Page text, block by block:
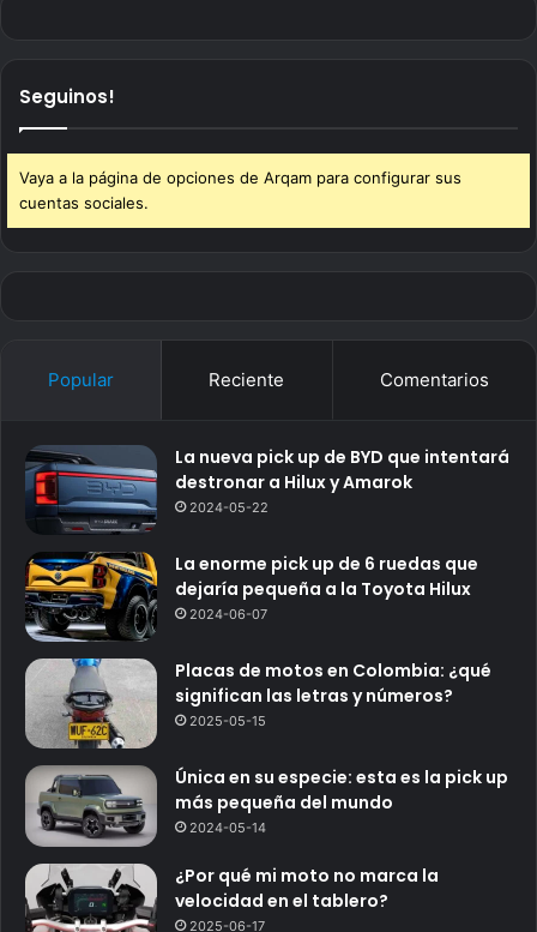
Seguinos!
Vaya a la página de opciones de Arqam para configurar sus
cuentas sociales.
Popular Reciente Comentarios
La nueva pick up de BYD que intentará
destronar a Hilux y Amarok
2024-05-22
La enorme pick up de 6 ruedas que
dejaría pequeña a la Toyota Hilux
2024-06-07
Placas de motos en Colombia: ¿qué
significan las letras y números?
2025-05-15
Única en su especie: esta es la pick up
más pequeña del mundo
2024-05-14
¿Por qué mi moto no marca la
velocidad en el tablero?
2025-06-17